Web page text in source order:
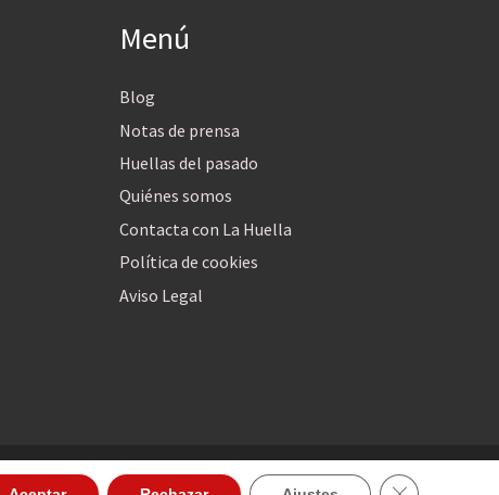
Menú
Blog
Notas de prensa
Huellas del pasado
Quiénes somos
Contacta con La Huella
Política de cookies
Aviso Legal
Cerrar el